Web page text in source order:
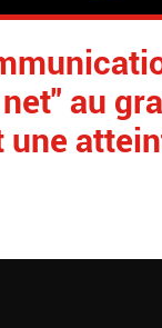
au